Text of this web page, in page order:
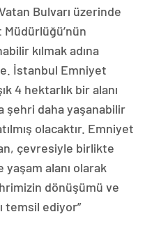
Bulvarı üzerinde
kılmak adına
İstanbul Emniyet
4 hektarlık bir alanı
şehri daha yaşanabilir
olacaktır. Emniyet
çevresiyle birlikte
alanı olarak
dönüşümü ve
temsil ediyor”